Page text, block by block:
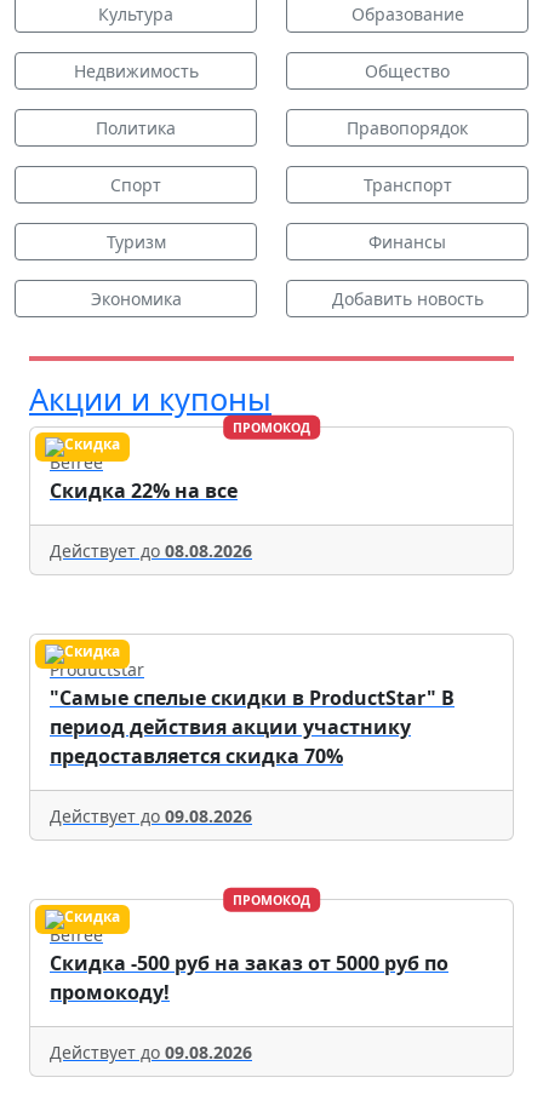
Культура Образование
Недвижимость Общество
Политика Правопорядок
Спорт Транспорт
Туризм Финансы
Экономика Добавить новость
Акции и купоны
ПРОМОКОД
Befree
Скидка 22% на все
Действует до 08.08.2026
Productstar
"Самые спелые скидки в ProductStar" В
период действия акции участнику
предоставляется скидка 70%
Действует до 09.08.2026
ПРОМОКОД
Befree
Скидка -500 руб на заказ от 5000 руб по
промокоду!
Действует до 09.08.2026